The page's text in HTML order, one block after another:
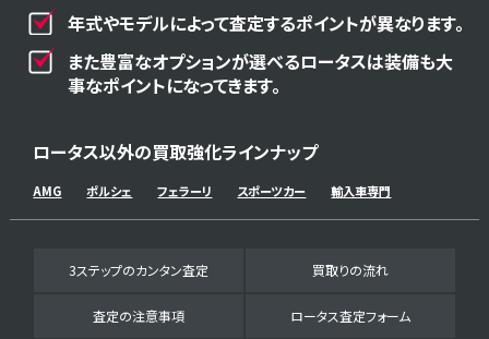
年式やモデルによって査定するポイントが異なります。
また豊富なオプションが選べるロータスは装備も大
事なポイントになってきます。
ロータス以外の買取強化ラインナップ
AMG ポルシェ フェラーリ スポーツカー 輸入車専門
3ステップのカンタン査定 買取りの流れ
査定の注意事項 ロータス査定フォーム